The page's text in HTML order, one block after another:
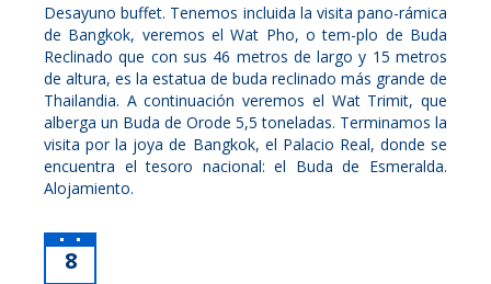
Desayuno buffet. Tenemos incluida la visita pano-rámica
de Bangkok, veremos el Wat Pho, o tem-plo de Buda
Reclinado que con sus 46 metros de largo y 15 metros
de altura, es la estatua de buda reclinado más grande de
Thailandia. A continuación veremos el Wat Trimit, que
alberga un Buda de Orode 5,5 toneladas. Terminamos la
visita por la joya de Bangkok, el Palacio Real, donde se
encuentra el tesoro nacional: el Buda de Esmeralda.
Alojamiento.
8